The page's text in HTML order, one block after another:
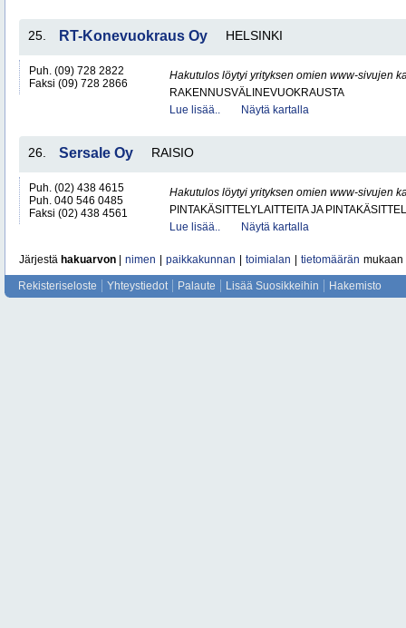
25. RT-Konevuokraus Oy HELSINKI
Puh. (09) 728 2822
Faksi (09) 728 2866
Hakutulos löytyi yrityksen omien www-sivujen
RAKENNUSVÄLINEVUOKRAUSTA
Lue lisää..
Näytä kartalla
26. Sersale Oy RAISIO
Puh. (02) 438 4615
Puh. 040 546 0485
Faksi (02) 438 4561
Hakutulos löytyi yrityksen omien www-sivujen
PINTAKÄSITTELYLAITTEITA JA
Lue lisää..
Näytä kartalla
Järjestä hakuarvon nimen paikkakunnan toimialan tietomäärän mukaan
Rekisteriseloste Yhteystiedot Palaute Lisää Suosikkeihin Hakemisto